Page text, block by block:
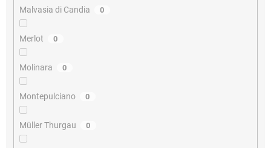
Malvasia di Candia 0
Merlot 0
Molinara 0
Montepulciano 0
Müller Thurgau 0